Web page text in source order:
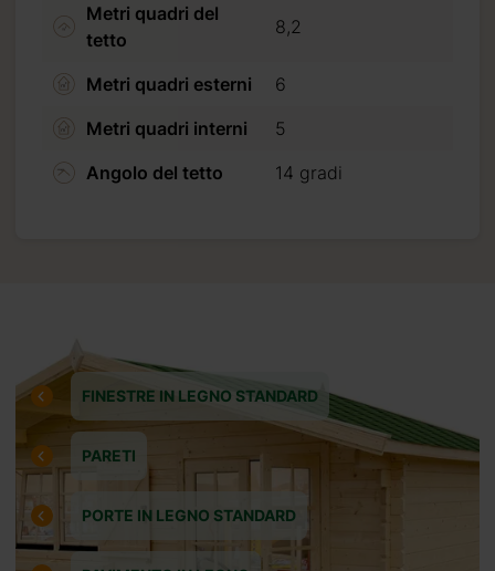
Metri quadri del
tetto
8,2
Metri quadri esterni
6
Metri quadri interni
5
Angolo del tetto
14 gradi
FINESTRE IN LEGNO STANDARD
PARETI
PORTE IN LEGNO STANDARD